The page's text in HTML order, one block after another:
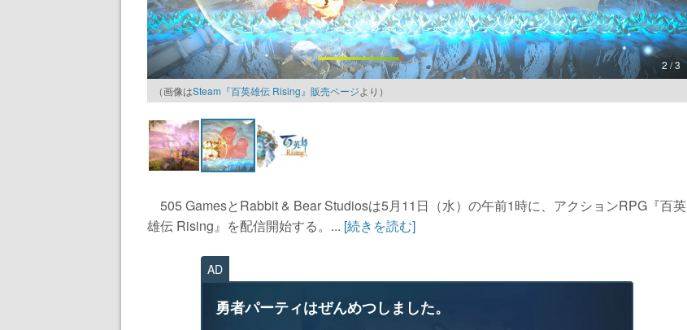
2 / 3
（画像はSteam『百英雄伝 Rising』販売ページより）
505 GamesとRabbit & Bear Studiosは5月11日（水）の午前1時に、アクションRPG『百英
雄伝 Rising』を配信開始する。... [続きを読む]
AD
勇者パーティはぜんめつしました。